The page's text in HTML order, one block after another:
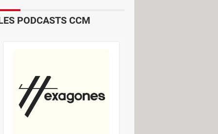
pourrait atteindre les
le rachat d'Activision par
jeu. Comme il fallait s'y
% à Wall Street avant d'être
de 12 % sur la place de
mettant la main sur Activision
– le mastodonte chinois des
dans la même que ces géants.
PODCASTS CCM